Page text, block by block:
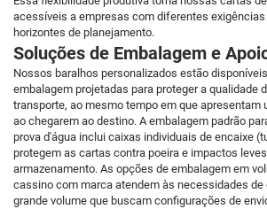
acessíveis a empresas com diferentes
horizontes de planejamento.
Soluções de Embalagem e
Nossos baralhos personalizados estão
embalagem projetadas para proteger a qualidade
transporte, ao mesmo tempo em que apresentam
ao chegarem ao destino. A embalagem padrão
prova d'água inclui caixas individuais de encaixe
protegem as cartas contra poeira e impactos
armazenamento. As opções de embalagem em
cassino com marca atendem às necessidades de
grande volume que buscam configurações de